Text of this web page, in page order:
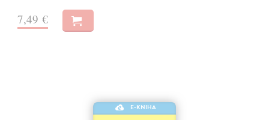
7,49 €
E-KNIHA